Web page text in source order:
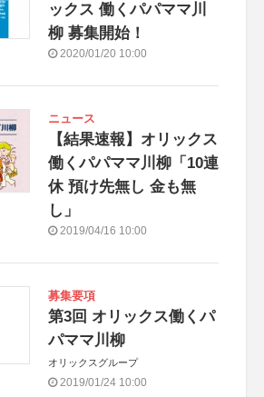
ックス 働くパパママ川
柳 募集開始！
2020/01/20 10:00
ニュース
【結果速報】オリックス
働くパパママ川柳「10連
休 預け先無し 金も無
し」
2019/04/16 10:00
募集要項
第3回 オリックス働くパ
パママ川柳
オリックスグループ
2019/01/24 10:00